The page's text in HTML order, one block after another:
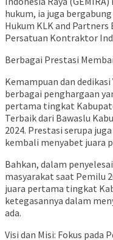
hukum, ia juga
Hukum KLK and
Persatuan Kontraktor
Berbagai Prestasi
Kemampuan dan
berbagai penghargaan
pertama tingkat
Terbaik dari Bawaslu
2024. Prestasi serupa
kembali menyabet juara
Bahkan, dalam
masyarakat saat Pemilu
juara pertama tingkat
ketegasannya dalam
ada.
Visi dan Misi: Fokus pada